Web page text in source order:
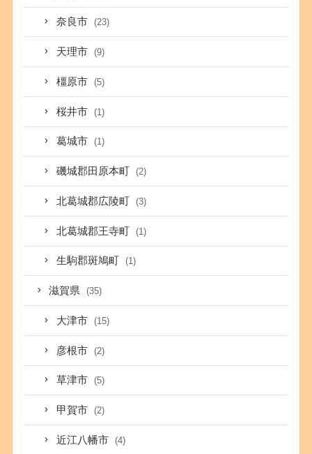
奈良市 (23)
天理市 (9)
橿原市 (5)
桜井市 (1)
葛城市 (1)
磯城郡田原本町 (2)
北葛城郡広陵町 (3)
北葛城郡王寺町 (1)
生駒郡斑鳩町 (1)
滋賀県 (35)
大津市 (15)
彦根市 (2)
草津市 (5)
甲賀市 (2)
近江八幡市 (4)